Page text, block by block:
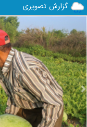
گزارش تصویری
Next